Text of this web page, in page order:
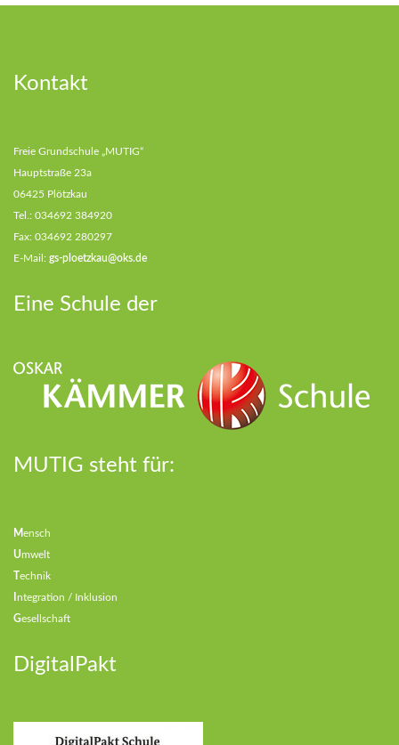
Kontakt
Freie Grundschule „MUTIG“
Hauptstraße 23a
06425 Plötzkau
Tel.: 034692 384920
Fax: 034692 280297
E-Mail: gs-ploetzkau@oks.de
Eine Schule der
MUTIG steht für:
Mensch
Umwelt
echnik
ntegration / Inklusion
Gesellschaft
DigitalPakt